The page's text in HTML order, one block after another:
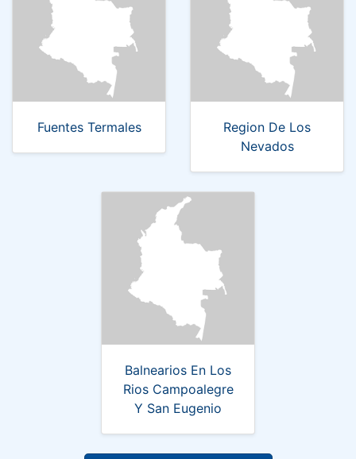
Fuentes Termales
Region De Los
Nevados
Balnearios En Los
Rios Campoalegre
Y San Eugenio